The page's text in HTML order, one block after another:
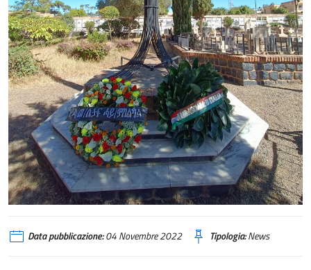
Data pubblicazione:04 Novembre 2022 Tipologia:News